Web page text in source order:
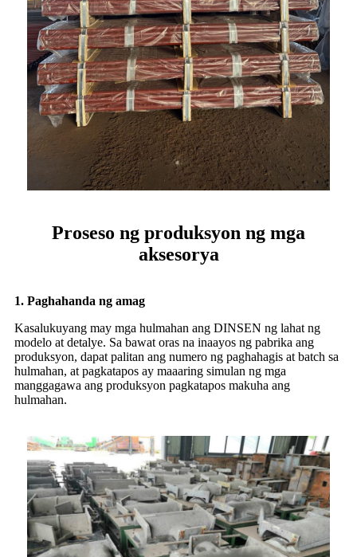
Proseso ng produksyon ng mga
aksesorya
1. Paghahanda ng amag
Kasalukuyang may mga hulmahan ang DINSEN ng lahat ng
modelo at detalye. Sa bawat oras na inaayos ng pabrika ang
produksyon, dapat palitan ang numero ng paghahagis at batch sa
hulmahan, at pagkatapos ay maaaring simulan ng mga
manggagawa ang produksyon pagkatapos makuha ang
hulmahan.